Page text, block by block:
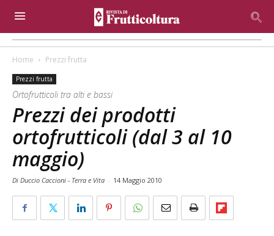
Home Prezzi frutta
Prezzi frutta
Ortofrutticoli tra alti e bassi
Prezzi dei prodotti
ortofrutticoli (dal 3 al 10
maggio)
Di Duccio Caccioni - Terra e Vita - 14 Maggio 2010